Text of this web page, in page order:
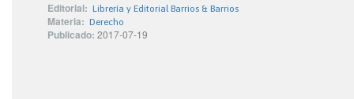
Editorial: Librería y Editorial Barrios & Barrios
Materia: Derecho
Publicado: 2017-07-19